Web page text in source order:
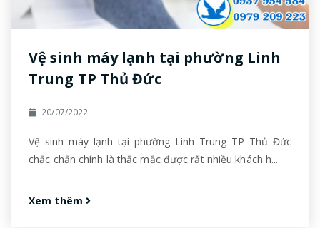
Vệ sinh máy lạnh tại phường Linh
Trung TP Thủ Đức
20/07/2022
Vệ sinh máy lạnh tại phường Linh Trung TP Thủ Đức
chắc chắn chính là thắc mắc được rất nhiều khách h...
Xem thêm